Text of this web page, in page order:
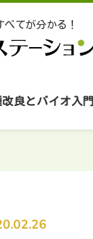
てが分かる！
改良とバイオ入門